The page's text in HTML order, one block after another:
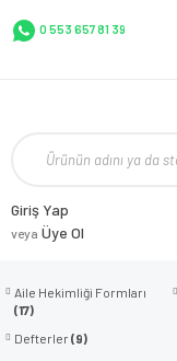
0 553 657 81 39
Giriş Yap
veya Üye Ol
Aile Hekimliği Formları
(17)
Defterler(9)